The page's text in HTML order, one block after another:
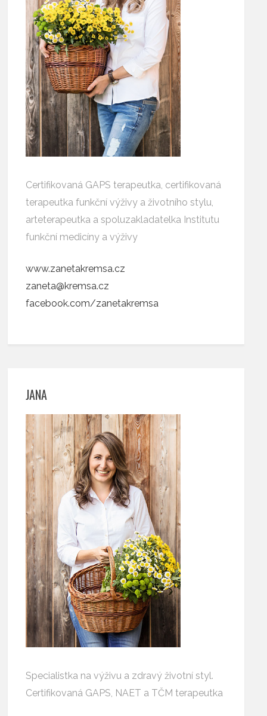
Certifikovaná GAPS terapeutka, certifikovaná
terapeutka funkční výživy a životního stylu,
arteterapeutka a spoluzakladatelka Institutu
funkční medicíny a výživy
www.zanetakremsa.cz
zaneta@kremsa.cz
facebook.com/zanetakremsa
JANA
Specialistka na výživu a zdravý životní styl.
Certifikovaná GAPS, NAET a TČM terapeutka